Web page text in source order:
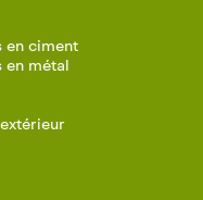
en ciment
métal